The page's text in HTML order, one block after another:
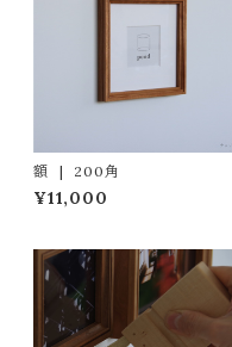
額 | 200角
¥11,000